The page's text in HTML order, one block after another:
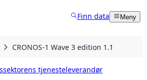
Finn data Meny
CRONOS-1 Wave 3 edition 1.1
tjenesteleverandør